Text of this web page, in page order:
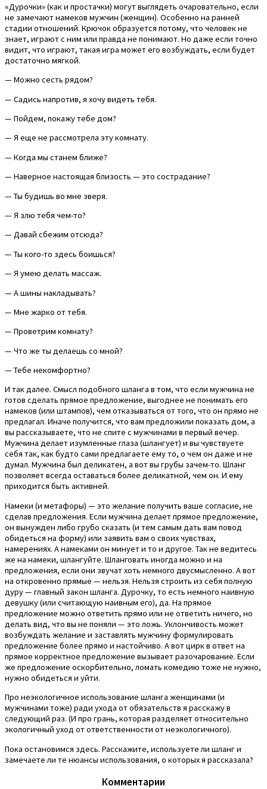
«Дурочки» (как и простачки) могут выглядеть очаровательно, если
не замечают намеков мужчин (женщин). Особенно на ранней
стадии отношений. Крючок образуется потому, что человек не
знает, играют с ним или правда не понимают. Но даже если точно
видит, что играют, такая игра может его возбуждать, если будет
достаточно мягкой.
— Можно сесть рядом?
— Садись напротив, я хочу видеть тебя.
— Пойдем, покажу тебе дом?
— Я еще не рассмотрела эту комнату.
— Когда мы станем ближе?
— Наверное настоящая близость — это сострадание?
— Ты будишь во мне зверя.
— Я злю тебя чем-то?
— Давай сбежим отсюда?
— Ты кого-то здесь боишься?
— Я умею делать массаж.
— А шины накладывать?
— Мне жарко от тебя.
— Проветрим комнату?
— Что же ты делаешь со мной?
— Тебе некомфортно?
И так далее. Смысл подобного шланга в том, что если мужчина не
готов сделать прямое предложение, выгоднее не понимать его
намеков (или штампов), чем отказываться от того, что он прямо не
предлагал. Иначе получится, что вам предложили показать дом, а
вы рассказываете, что не спите с мужчинами в первый вечер.
Мужчина делает изумленные глаза (шлангует) и вы чувствуете
себя так, как будто сами предлагаете ему то, о чем он даже и не
думал. Мужчина был деликатен, а вот вы грубы зачем-то. Шланг
позволяет всегда оставаться более деликатной, чем он. И ему
приходится быть активней.
Намеки (и метафоры) — это желание получить ваше согласие, не
сделав предложения. Если мужчина делает прямое предложение,
он вынужден либо грубо сказать (и тем самым дать вам повод
обидеться на форму) или заявить вам о своих чувствах,
намерениях. А намеками он минует и то и другое. Так не ведитесь
же на намеки, шлангуйте. Шланговать иногда можно и на
предложения, если они звучат хоть немного двусмысленно. А вот
на откровенно прямые — нельзя. Нельзя строить из себя полную
дуру — главный закон шланга. Дурочку, то есть немного наивную
девушку (или считающую наивным его), да. На прямое
предложение можно ответить прямо или не ответить ничего, но
делать вид, что вы не поняли — это ложь. Уклончивость может
возбуждать желание и заставлять мужчину формулировать
предложение более прямо и настойчиво. А вот цирк в ответ на
прямое корректное предложение вызывает разочарование. Если
же предложение оскорбительно, ломать комедию тоже не нужно,
нужно обидеться и уйти.
Про неэкологичное использование шланга женщинами (и
мужчинами тоже) ради ухода от обязательств я расскажу в
следующий раз. (И про грань, которая разделяет относительно
экологичный уход от ответственности от неэкологичного).
Пока остановимся здесь. Расскажите, используете ли шланг и
замечаете ли те нюансы использования, о которых я рассказала?
Комментарии